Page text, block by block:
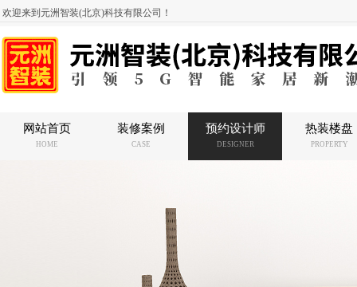
欢迎来到元洲智装(北京)科技有限公司！
网站首页
HOME
装修案例
CASE
预约设计师
DESIGNER
热装楼盘
PROPERTY